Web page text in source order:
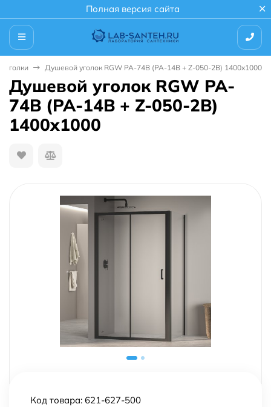
Полная версия сайта
уголки Душевой уголок RGW PA-74B (PA-14B + Z-050-2B) 1400x1000
Душевой уголок RGW PA-
74B (PA-14B + Z-050-2B)
1400x1000
Код товара: 621-627-500